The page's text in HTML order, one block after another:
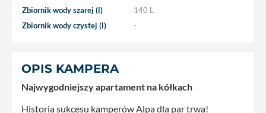
Zbiornik wody szarej (l)
140 L
Zbiornik wody czystej (l)
-
OPIS KAMPERA
Najwygodniejszy apartament na kółkach
Historia sukcesu kamperów Alpa dla par trwa!